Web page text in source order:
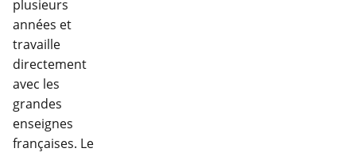
plusieurs
années et
travaille
directement
avec les
grandes
enseignes
françaises. Le